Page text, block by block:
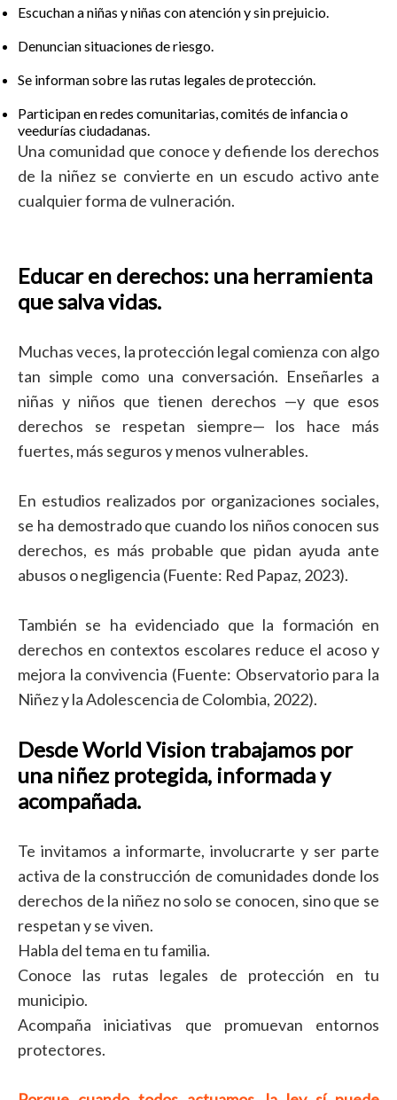
Escuchan a niñas y niñas con atención y sin prejuicio.
Denuncian situaciones de riesgo.
Se informan sobre las rutas legales de protección.
Participan en redes comunitarias, comités de infancia o
veedurías ciudadanas.
Una comunidad que conoce y defiende los derechos
de la niñez se convierte en un escudo activo ante
cualquier forma de vulneración.
Educar en derechos: una herramienta
que salva vidas.
Muchas veces, la protección legal comienza con algo
tan simple como una conversación. Enseñarles a
niñas y niños que tienen derechos —y que esos
derechos se respetan siempre— los hace más
fuertes, más seguros y menos vulnerables.
En estudios realizados por organizaciones sociales,
se ha demostrado que cuando los niños conocen sus
derechos, es más probable que pidan ayuda ante
abusos o negligencia (Fuente: Red Papaz, 2023).
También se ha evidenciado que la formación en
derechos en contextos escolares reduce el acoso y
mejora la convivencia (Fuente: Observatorio para la
Niñez y la Adolescencia de Colombia, 2022).
DesdeWorld Vision trabajamos por
una niñez protegida, informada y
acompañada.
Te invitamos a informarte, involucrarte y ser parte
activa de la construcción de comunidades donde los
derechos de la niñez no solo se conocen, sino que se
respetan y se viven.
Habla del tema en tu familia.
Conoce las rutas legales de protección en tu
municipio.
Acompaña iniciativas que promuevan entornos
protectores.